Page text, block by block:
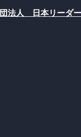
法人 日本リーダ